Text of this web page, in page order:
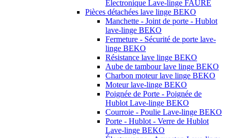
Electronique Lave-linge FAURE
Pièces détachées lave linge BEKO
Manchette - Joint de porte - Hublot
lave-linge BEKO
Fermeture - Sécurité de porte lave-
linge BEKO
Résistance lave linge BEKO
Aube de tambour lave linge BEKO
Charbon moteur lave linge BEKO
Moteur lave-linge BEKO
Poignée de Porte - Poignée de
Hublot Lave-linge BEKO
Courroie - Poulie Lave-linge BEKO
Porte - Hublot - Verre de Hublot
Lave-linge BEKO